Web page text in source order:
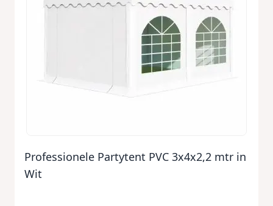
Professionele Partytent PVC 3x4x2,2 mtr in
Wit